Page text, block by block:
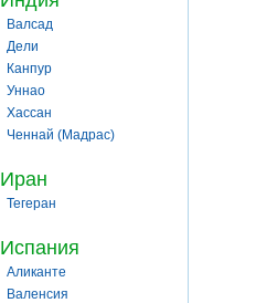
Валсад
Дели
Канпур
Уннао
Хассан
Ченнай (Мадрас)
Иран
Тегеран
Испания
Аликанте
Валенсия